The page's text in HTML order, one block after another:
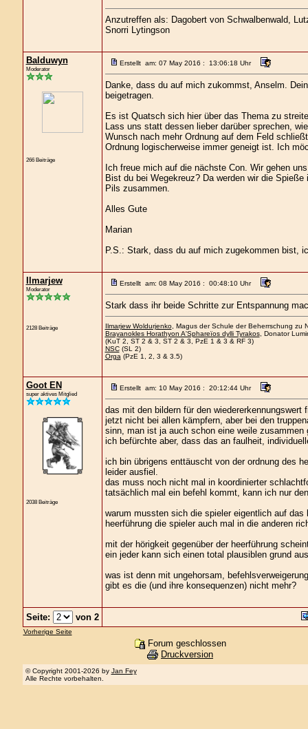
Anzutreffen als: Dagobert von Schwalbenwald,
Snorri Lytingson
Balduwyn
Moderator
266 Beiträge
Erstellt am: 07 May 2016 : 13:06:18 Uhr
Danke, dass du auf mich zukommst, Anselm.
beigetragen.
Es ist Quatsch sich hier über das Thema zu
Lass uns statt dessen lieber darüber sprechen,
Wunsch nach mehr Ordnung auf dem Feld
Ordnung logischerweise immer geneigt ist. Ich
Ich freue mich auf die nächste Con. Wir gehen
Bist du bei Wegekreuz? Da werden wir die
Pils zusammen.
Alles Gute
Marian
P.S.: Stark, dass du auf mich zugekommen bist,
Ilmarjew
Moderator
2128 Beiträge
Erstellt am: 08 May 2016 : 00:48:10 Uhr
Stark dass ihr beide Schritte zur Entspannung
Ilmarjew Woldurjenko, Magus der Schule der Beherrschung zu
Brayanokles Horathyon A'Sphareïos dylli Tyrakos, Donator
(KuT 2, ST 2 & 3, ST 2 & 3, PzE 1 & 3 & RF 3)
NSC(SL 2)
Orga (PzE 1, 2, 3 & 3.5)
Goot EN
super aktives Mitglied
2038 Beiträge
Erstellt am: 10 May 2016 : 20:12:44 Uhr
das mit den bildern für den wiedererkennungswert
jetzt nicht bei allen kämpfern, aber bei den
sinn, man ist ja auch schon eine weile zusammen
ich befürchte aber, dass das an faulheit,
ich bin übrigens enttäuscht von der ordnung des
leider ausfiel.
das muss noch nicht mal in koordinierter
tatsächlich mal ein befehl kommt, kann ich nur
warum mussten sich die spieler eigentlich auf
heerführung die spieler auch mal in die anderen
mit der hörigkeit gegenüber der heerführung
ein jeder kann sich einen total plausiblen grund
was ist denn mit ungehorsam,
gibt es die (und ihre konsequenzen) nicht mehr?
Seite: von 2
Vorherige Seite
Forum geschlossen
Druckversion
© Copyright 2001-2026 by Jan Fey
Alle Rechte vorbehalten.